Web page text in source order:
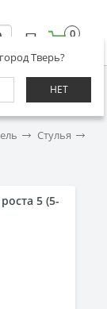
Тверь?
НЕТ
0
Стулья
5 (5-